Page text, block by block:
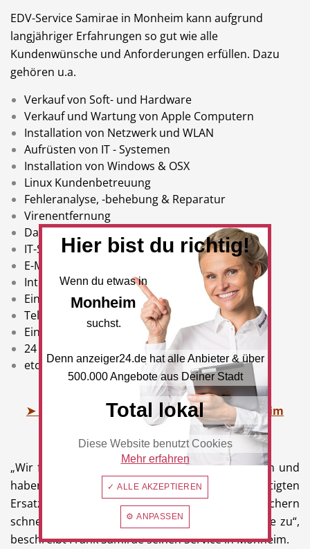
EDV-Service Samirae in Monheim kann aufgrund
langjähriger Erfahrungen so gut wie alle
Kundenwünsche und Anforderungen erfüllen. Dazu
gehören u.a.
Verkauf von Soft- und Hardware
Verkauf und Wartung von Apple Computern
Installation von Netzwerk und WLAN
Aufrüsten von IT - Systemen
Installation von Windows & OSX
Linux Kundenbetreuung
Fehleranalyse, -behebung & Reparatur
Virenentfernung
Datenrettung und Backup
IT-Sicherheits-Lösungen für Datensicherungen
E-Mail Konfiguration
Internet Anschlüsse
Einrichtung von
Telefonanlagen
Einrichten von Homeoffice Plätzen
24 Stunden Notdienst
etc.
➤ Leistungen EDV Service Samirae in Monheim
„Wir fahren auf Wunsch auch gerne zum Kunden und
haben in der Regel schnellen Zugriff auf alle benötigten
Ersatzteile. Wir sind immer erreichbar und sichern
schnelle Reaktionszeiten und kurzfristige Termine zu“,
beschreibt Frank Samirae seinen Service in Monheim.
Hier bist du richtig!
Wenn du etwas in
Monheim
suchst.
Denn anzeiger24.de hat alle Anbieter & über
500.000 Angebote aus Deiner Stadt
Total lokal
Diese Website benutzt Cookies
Mehr erfahren
✓ ALLE AKZEPTIEREN
⚙ ANPASSEN